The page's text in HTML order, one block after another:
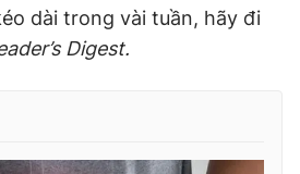
dài trong vài tuần, hãy đi
Digest.